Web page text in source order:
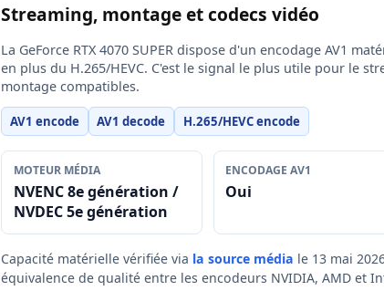
Streaming, montage et codecs vidéo
La GeForce RTX 4070 SUPER dispose d'un encodage AV1
en plus du H.265/HEVC. C'est le signal le plus utile pour le
montage compatibles.
AV1 encode AV1 decode H.265/HEVC encode
MOTEUR MÉDIA
NVENC 8e génération /
NVDEC 5e génération
ENCODAGE AV1
Oui
Capacité matérielle vérifiée via la source média le 13 mai
équivalence de qualité entre les encodeurs NVIDIA, AMD et